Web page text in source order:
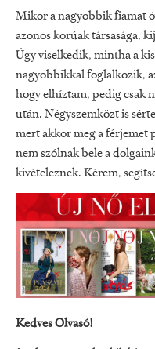
Mikor a nagyobbik fiamat
azonos korúak társasága,
Úgy viselkedik, mintha a
nagyobbikkal foglalkozik,
hogy elhíztam, pedig csak
után. Négyszemközt is
mert akkor meg a férjemet
nem szólnak bele a
kivételeznek. Kérem,
Kedves Olvasó!